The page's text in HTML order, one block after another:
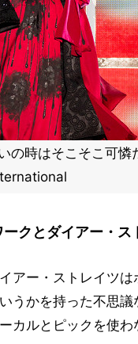
の時はそこそこ可
ークとダイアー・
アー・ストレイツ
うかを持った不思
カルとピックを使